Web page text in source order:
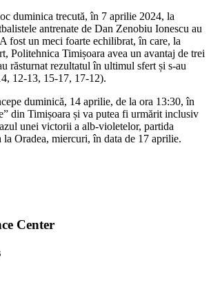
duminica trecută, în 7 aprilie 2024, la
antrenate de Dan Zenobiu Ionescu au
fost un meci foarte echilibrat, în care, la
Politehnica Timișoara avea un avantaj de trei
răsturnat rezultatul în ultimul sfert și s-au
12-13, 15-17, 17-12).
duminică, 14 aprilie, de la ora 13:30, în
din Timișoara și va putea fi urmărit inclusiv
unei victorii a alb-violetelor, partida
la Oradea, miercuri, în data de 17 aprilie.
Center